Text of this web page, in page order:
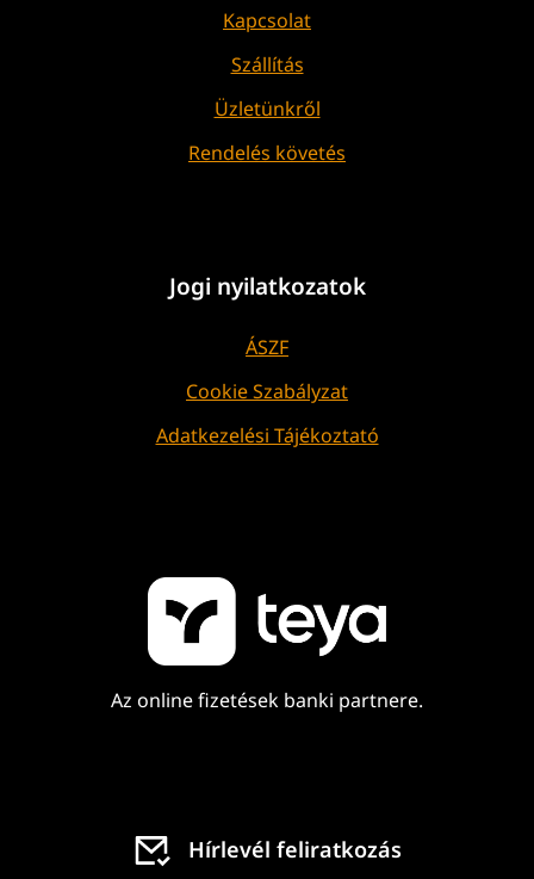
Kapcsolat
Szállítás
Üzletünkről
Rendelés követés
Jogi nyilatkozatok
ÁSZF
Cookie Szabályzat
Adatkezelési Tájékoztató
Az online fizetések banki partnere.
Hírlevél feliratkozás